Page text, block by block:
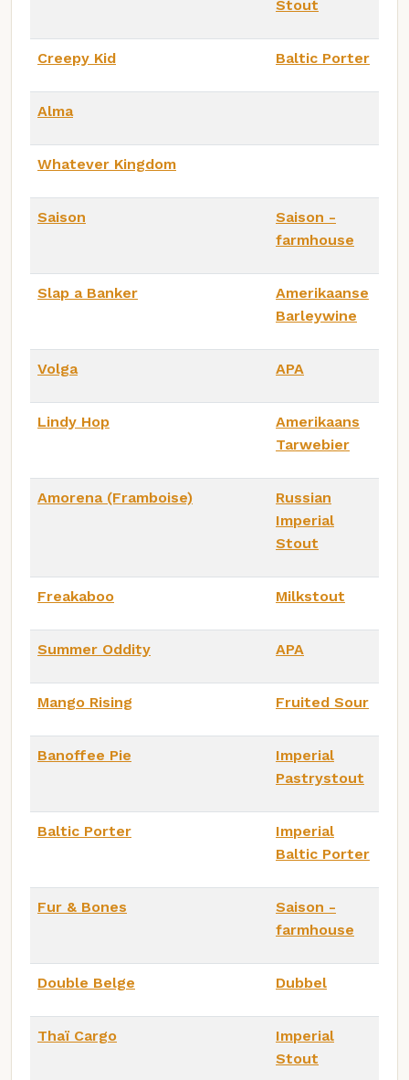
Stout
Creepy Kid Baltic Porter
Alma
Whatever Kingdom
Saison
Saison -
farmhouse
Slap a Banker
Amerikaanse
Barleywine
Volga APA
Lindy Hop
Amerikaans
Tarwebier
Amorena (Framboise)
Russian
Imperial
Stout
Freakaboo Milkstout
Summer Oddity APA
Mango Rising Fruited Sour
Banoffee Pie
Imperial
Pastrystout
Baltic Porter
Imperial
Baltic Porter
Fur & Bones
Saison -
farmhouse
Double Belge Dubbel
Thaï Cargo
Imperial
Stout